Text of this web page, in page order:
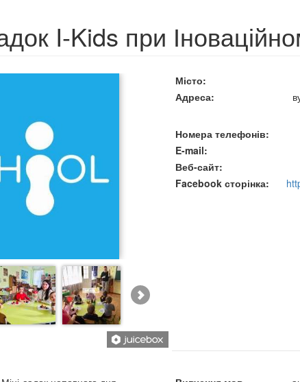
I-Kids при
Місто
Адреса
Номера телефонів
E-mail
Веб-сайт
Facebook сторінка